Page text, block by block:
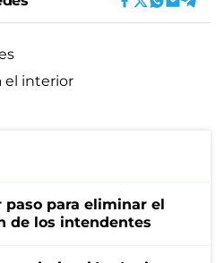
el interior
para eliminar el
de los intendentes